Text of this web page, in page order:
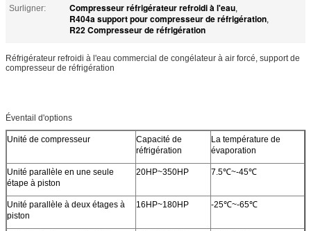
Surligner: Compresseur réfrigérateur refroidi à l'eau,
R404a support pour compresseur de réfrigération,
R22 Compresseur de réfrigération
Réfrigérateur refroidi à l'eau commercial de congélateur à air forcé, support de
compresseur de réfrigération
Éventail d'options
Unité de compresseur
Capacité de
réfrigération
La température de
évaporation
Unité parallèle en une seule
étape à piston
20HP~350HP 7.5℃~-45℃
Unité parallèle à deux étages à
piston
16HP~180HP -25℃~-65℃